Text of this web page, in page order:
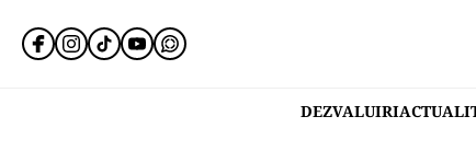
DEZVALUIRI